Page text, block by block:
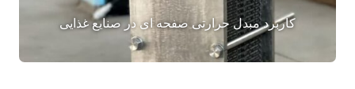
کاربرد مبدل حرارتی صفحه ای در صنایع غذایی